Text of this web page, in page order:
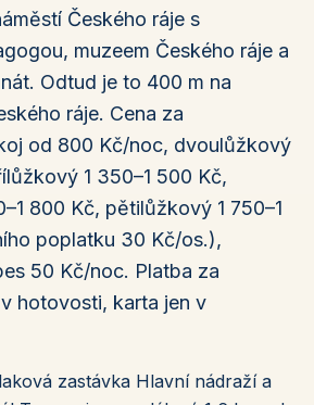
Českého ráje s
muzeem Českého ráje a
Odtud je to 400 m na
ráje. Cena za
od 800 Kč/noc, dvoulůžkový
1 350–1 500 Kč,
800 Kč, pětilůžkový 1 750–1
poplatku 30 Kč/os.),
50 Kč/noc. Platba za
hotovosti, karta jen v
zastávka Hlavní nádraží a